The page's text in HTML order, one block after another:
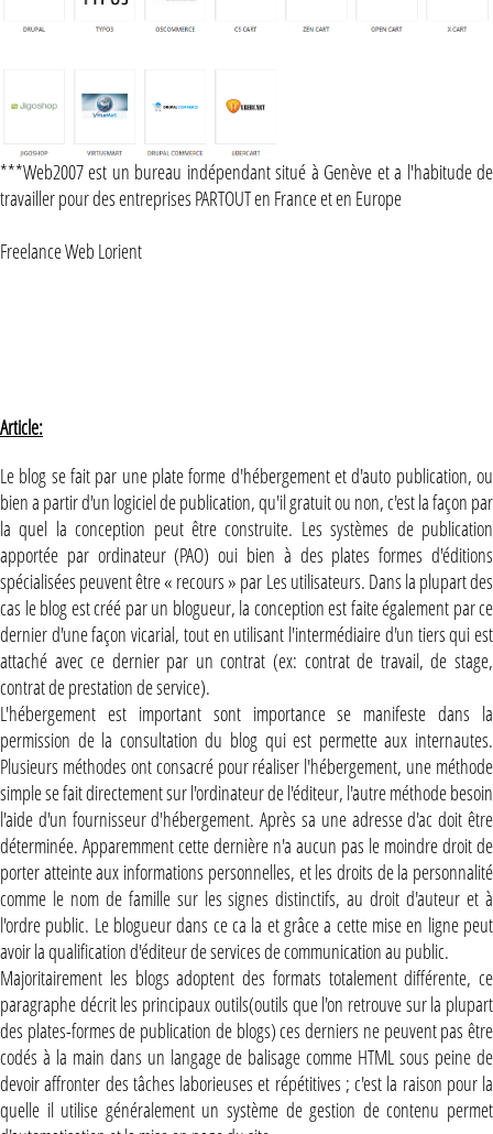
***Web2007 est un bureau indépendant situé à Genève et a l'habitude de
travailler pour des entreprises PARTOUT en France et en Europe
Freelance Web Lorient
Article:
Le blog se fait par une plate forme d'hébergement et d'auto publication, ou
bien a partir d'un logiciel de publication, qu'il gratuit ou non, c'est la façon par
la quel la conception peut être construite. Les systèmes de publication
apportée par ordinateur (PAO) oui bien à des plates formes d'éditions
spécialisées peuvent être « recours » par Les utilisateurs. Dans la plupart des
cas le blog est créé par un blogueur, la conception est faite également par ce
dernier d'une façon vicarial, tout en utilisant l'intermédiaire d'un tiers qui est
attaché avec ce dernier par un contrat (ex: contrat de travail, de stage,
contrat de prestation de service).
L'hébergement est important sont importance se manifeste dans la
permission de la consultation du blog qui est permette aux internautes.
Plusieurs méthodes ont consacré pour réaliser l'hébergement, une méthode
simple se fait directement sur l'ordinateur de l'éditeur, l'autre méthode besoin
l'aide d'un fournisseur d'hébergement. Après sa une adresse d'ac doit être
déterminée. Apparemment cette dernière n'a aucun pas le moindre droit de
porter atteinte aux informations personnelles, et les droits de la personnalité
comme le nom de famille sur les signes distinctifs, au droit d'auteur et à
l'ordre public. Le blogueur dans ce ca la et grâce a cette mise en ligne peut
avoir la qualification d'éditeur de services de communication au public.
Majoritairement les blogs adoptent des formats totalement différente, ce
paragraphe décrit les principaux outils(outils que l'on retrouve sur la plupart
des plates-formes de publication de blogs) ces derniers ne peuvent pas être
codés à la main dans un langage de balisage comme HTML sous peine de
devoir affronter des tâches laborieuses et répétitives ; c'est la raison pour la
quelle il utilise généralement un système de gestion de contenu permet